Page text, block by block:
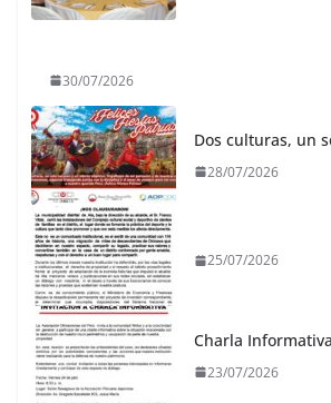
30/07/2026
Dos culturas, un
28/07/2026
25/07/2026
Charla Informativa
23/07/2026